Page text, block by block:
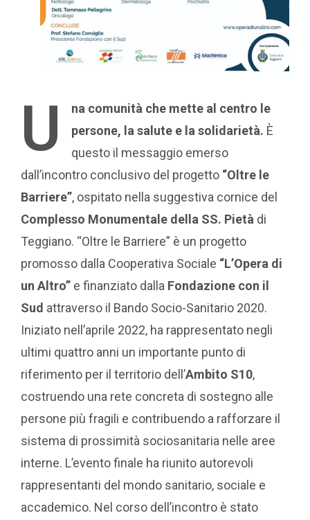
U
na comunità che mette al centro le
persone, la salute e la solidarietà. È
questo il messaggio emerso
dall’incontro conclusivo del progetto “Oltre le
Barriere”, ospitato nella suggestiva cornice del
Complesso Monumentale della SS. Pietà di
Teggiano. “Oltre le Barriere” è un progetto
promosso dalla Cooperativa Sociale “L’Opera di
un Altro” e finanziato dalla Fondazione con il
Sud attraverso il Bando Socio-Sanitario 2020.
Iniziato nell’aprile 2022, ha rappresentato negli
ultimi quattro anni un importante punto di
riferimento per il territorio dell’Ambito S10,
costruendo una rete concreta di sostegno alle
persone più fragili e contribuendo a rafforzare il
sistema di prossimità sociosanitaria nelle aree
interne. L’evento finale ha riunito autorevoli
rappresentanti del mondo sanitario, sociale e
accademico. Nel corso dell’incontro è stato